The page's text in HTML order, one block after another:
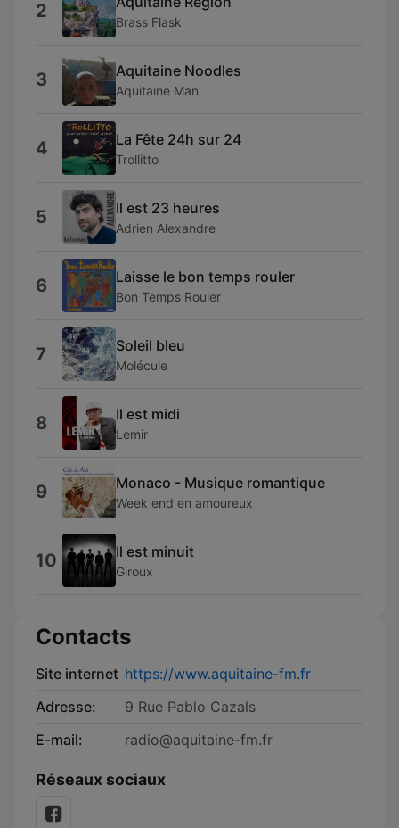
2 Brass Flask
3 Aquitaine Noodles
Aquitaine Man
4 La Fête 24h sur 24
Trollitto
5 Il est 23 heures
Adrien Alexandre
6 Laisse le bon temps rouler
Bon Temps Rouler
7 Soleil bleu
Molécule
8 Il est midi
Lemir
9 Monaco - Musique romantique
Week end en amoureux
10 Il est minuit
Giroux
Contacts
Site internet https://www.aquitaine-fm.fr
Adresse:
9 Rue Pablo Cazals
E-mail:
radio@aquitaine-fm.fr
Réseaux sociaux